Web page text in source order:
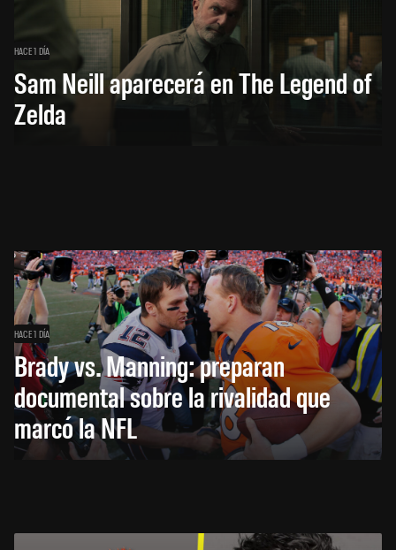
HACE 1 DÍA
Sam Neill aparecerá en The Legend of
Zelda
HACE 1 DÍA
Brady vs. Manning: preparan
documental sobre la rivalidad que
marcó la NFL